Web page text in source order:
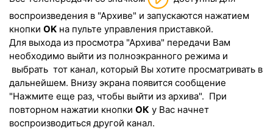
воспроизведения в "Архиве" и запускаются нажатием
кнопки OK на пульте управления приставкой.
Для выхода из просмотра "Архива" передачи Вам
необходимо выйти из полноэкранного режима и
выбрать тот канал, который Вы хотите просматривать в
дальнейшем. Внизу экрана появится сообщение
"Нажмите ещe раз, чтобы выйти из архива". При
повторном нажатии кнопки ОК у Вас начнeт
воспроизводиться другой канал.